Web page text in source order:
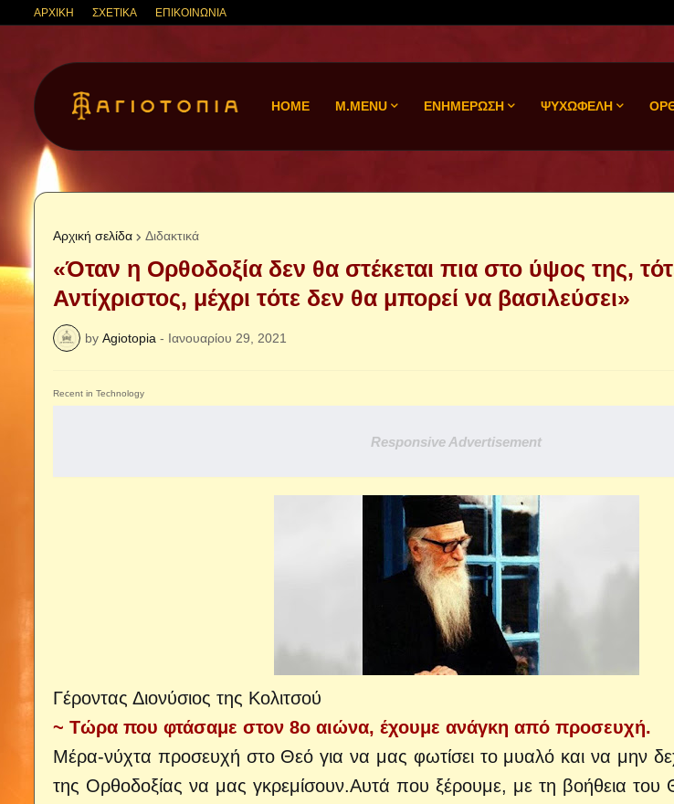
ΑΡΧΙΚΗ ΣΧΕΤΙΚΑ ΕΠΙΚΟΙΝΩΝΙΑ
HOME M.MENU ΕΝΗΜΕΡΩΣΗ ΨΥΧΩΦΕΛΗ
Αρχική σελίδα Διδακτικά
«Όταν η Ορθοδοξία δεν θα στέκεται πια στο ύψος της,
Αντίχριστος, μέχρι τότε δεν θα μπορεί να βασιλεύσει»
by Agiotopia - Ιανουαρίου 29, 2021
Recent in Technology
Responsive Advertisement
Γέροντας Διονύσιος της Κολιτσού
~ Τώρα που φτάσαμε στον 8ο αιώνα, έχουμε ανάγκη από προσευχή.
Μέρα-νύχτα προσευχή στο Θεό για να μας φωτίσει το μυαλό και να μην
της Ορθοδοξίας να μας γκρεμίσουν.Αυτά που ξέρουμε, με τη βοήθεια